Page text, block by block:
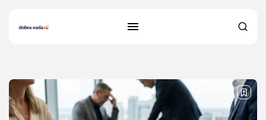
15 results found